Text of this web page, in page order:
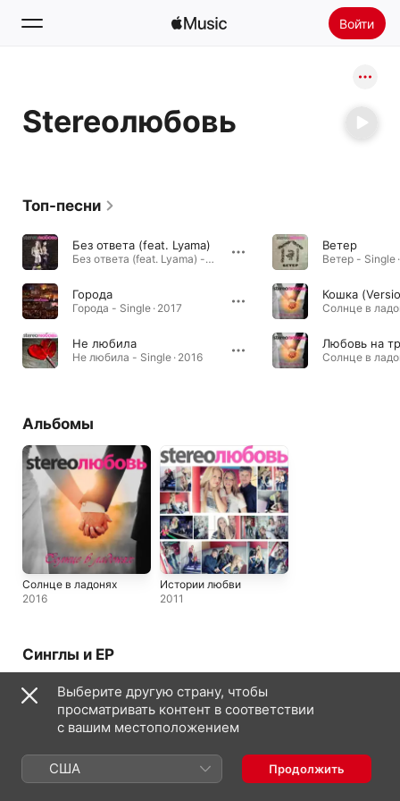
Войти
Главная
Stereoлюбовь
Топ-песни
Без ответа (feat. Lyama)
Без ответа (feat. Lyama) - Single · 2015
Города
Города - Single · 2017
Не любила
Не любила - Single · 2016
Ветер
Ветер - Single
Кошка
Солнце в
Солнце в
Альбомы
Солнце в ладонях
2016
Истории любви
2011
Синглы и EP
Выберите другую страну, чтобы
просматривать контент в соответствии
с вашим местоположением
США Продолжить